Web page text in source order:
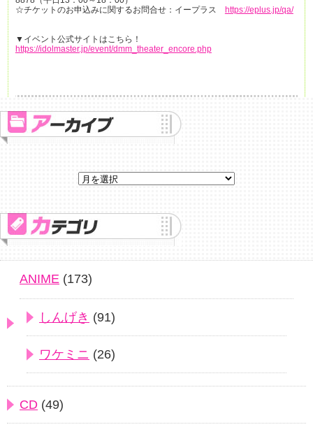
☆チケットのお申込みに関するお問合せ：イープラス
https://eplus.jp/qa/
▼イベント公式サイトはこちら！
https://idolmaster.jp/event/dmm_theater_encore.php
ANIME (173)
しんげき (91)
ワケミニ (26)
CD (49)